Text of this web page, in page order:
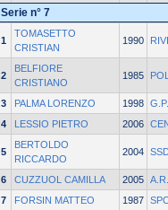
Serie n° 7
1
TOMASETTO
CRISTIAN
1990
2
BELFIORE
CRISTIANO
1985
3 PALMA LORENZO 1998
4
LESSIO PIETRO 2006
5
BERTOLDO
RICCARDO
2004
6 CUZZUOL CAMILLA 2005
7
FORSIN MATTEO 1987